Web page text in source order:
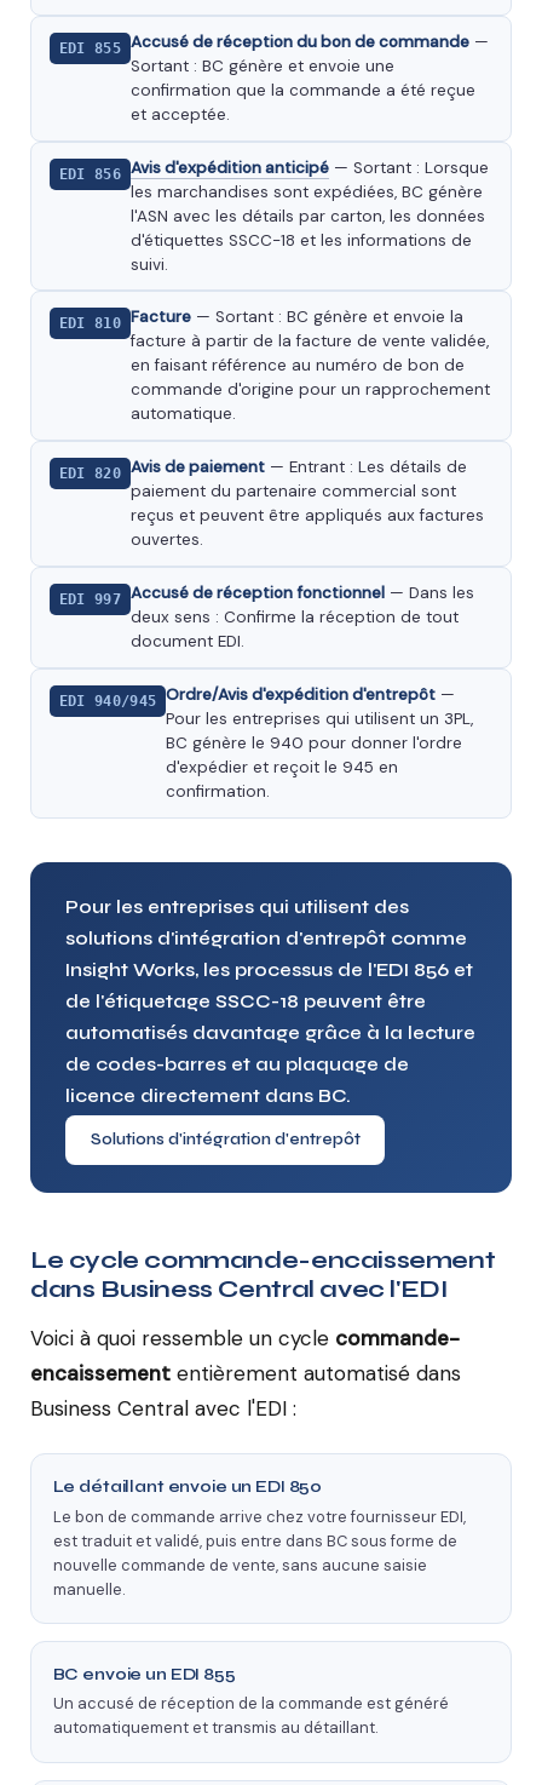
EDI 855 Accusé de réception du bon de commande —
Sortant : BC génère et envoie une
confirmation que la commande a été reçue
et acceptée.
EDI 856 Avis d'expédition anticipé — Sortant : Lorsque
les marchandises sont expédiées, BC génère
l'ASN avec les détails par carton, les données
d'étiquettes SSCC-18 et les informations de
suivi.
EDI 810 Facture — Sortant : BC génère et envoie la
facture à partir de la facture de vente validée,
en faisant référence au numéro de bon de
commande d'origine pour un rapprochement
automatique.
EDI 820 Avis de paiement — Entrant : Les détails de
paiement du partenaire commercial sont
reçus et peuvent être appliqués aux factures
ouvertes.
EDI 997 Accusé de réception fonctionnel — Dans les
deux sens : Confirme la réception de tout
document EDI.
EDI 940/945 Ordre/Avis d'expédition d'entrepôt —
Pour les entreprises qui utilisent un 3PL,
BC génère le 940 pour donner l'ordre
d'expédier et reçoit le 945 en
confirmation.
Pour les entreprises qui utilisent des
solutions d'intégration d'entrepôt comme
Insight Works, les processus de l'EDI 856 et
de l'étiquetage SSCC-18 peuvent être
automatisés davantage grâce à la lecture
de codes-barres et au plaquage de
licence directement dans BC.
Solutions d'intégration d'entrepôt
Le cycle commande-encaissement
dans Business Central avec l'EDI
Voici à quoi ressemble un cycle commande-
encaissement entièrement automatisé dans
Business Central avec l'EDI :
Le détaillant envoie un EDI 850
Le bon de commande arrive chez votre fournisseur EDI,
est traduit et validé, puis entre dans BC sous forme de
nouvelle commande de vente, sans aucune saisie
manuelle.
BC envoie un EDI 855
Un accusé de réception de la commande est généré
automatiquement et transmis au détaillant.